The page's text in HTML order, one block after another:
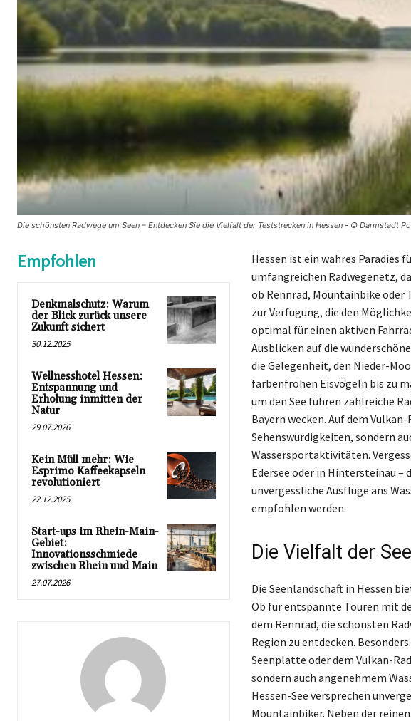
Die schönsten Radwege um Seen – Entdecken Sie die Vielfalt der Teststrecken in Hessen - © Darmstadt
Empfohlen
Denkmalschutz: Warum
der Blick zurück unsere
Zukunft sichert
30.12.2025
Wellnesshotel Hessen:
Entspannung und
Erholung inmitten der
Natur
29.07.2026
Kein Müll mehr: Wie
Esprimo Kaffeekapseln
revolutioniert
22.12.2025
Start-ups im Rhein-Main-
Gebiet:
Innovationsschmiede
zwischen Rhein und Main
27.07.2026
Hessen ist ein wahres Paradies
umfangreichen Radwegenetz,
ob Rennrad, Mountainbike oder
zur Verfügung, die den
optimal für einen aktiven
Ausblicken auf die
die Gelegenheit, den Nieder-
farbenfrohen Eisvögeln bis zu
um den See führen zahlreiche
Bayern wecken. Auf dem
Sehenswürdigkeiten, sondern
Wassersportaktivitäten.
Edersee oder in Hintersteinau –
unvergessliche Ausflüge ans
empfohlen werden.
Die Vielfalt der
Die Seenlandschaft in Hessen
Ob für entspannte Touren mit
dem Rennrad, die schönsten
Region zu entdecken.
Seenplatte oder dem Vulkan-
sondern auch angenehmem
Hessen-See versprechen
Mountainbiker. Neben der